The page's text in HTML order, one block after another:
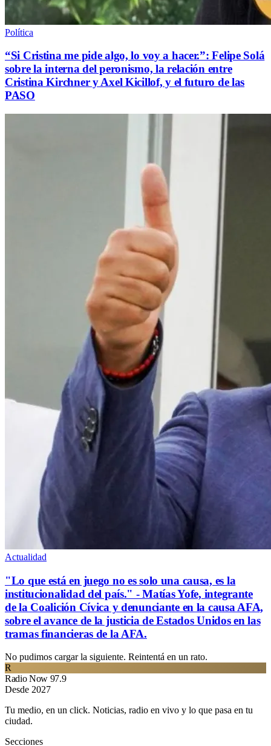
Política
“Si Cristina me pide algo, lo voy a hacer.”: Felipe Solá
sobre la interna del peronismo, la relación entre
Cristina Kirchner y Axel Kicillof, y el futuro de las
PASO
Actualidad
"Lo que está en juego no es solo una causa, es la
institucionalidad del país." - Matías Yofe, integrante
de la Coalición Cívica y denunciante en la causa AFA,
sobre el avance de la justicia de Estados Unidos en las
tramas financieras de la AFA.
No pudimos cargar la siguiente. Reintentá en un rato.
R
Radio Now 97.9
Desde 2027
Tu medio, en un click. Noticias, radio en vivo y lo que pasa en tu
ciudad.
Secciones